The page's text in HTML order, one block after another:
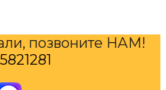
позвоните НАМ!